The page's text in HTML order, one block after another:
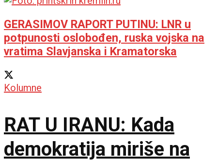
GERASIMOV RAPORT PUTINU: LNR u
potpunosti oslobođen, ruska vojska na
vratima Slavjanska i Kramatorska
Kolumne
RAT U IRANU: Kada
demokratija miriše na